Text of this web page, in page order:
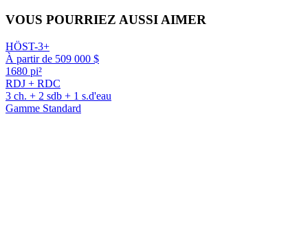
VOUS POURRIEZ AUSSI AIMER
HÖST-3+
À partir de 509 000 $
1680 pi²
RDJ + RDC
3 ch. + 2 sdb + 1 s.d'eau
Gamme Standard